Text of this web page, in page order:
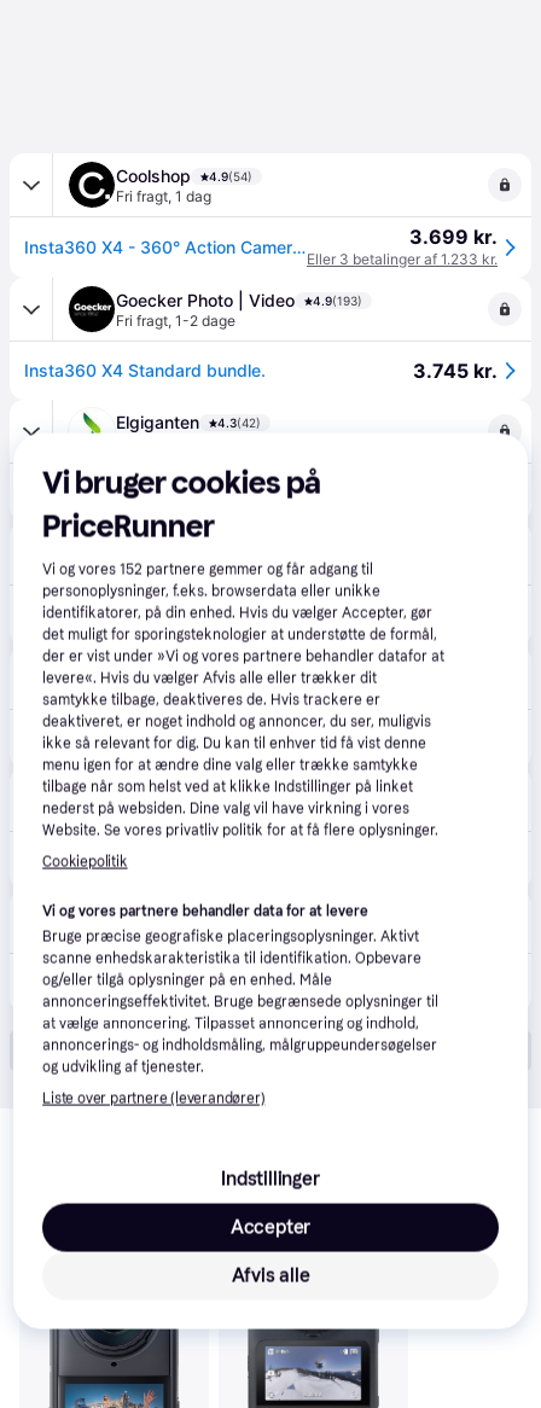
Coolshop 4.9(54)
Fri fragt, 1 dag
Insta360 X4 - 360° Action Camera - Fri fragt og klar til levering - Prismatch 3.699 kr.
Eller 3 betalinger af 1.233 kr.
Goecker Photo | Video 4.9(193)
Fri fragt, 1-2 dage
Insta360 X4 Standard bundle. 3.745 kr.
Elgiganten 4.3(42)
Insta360 X4 actionkamera
Proshop.dk
Fri fragt,1 dag
Insta360 X4 3.749 kr.
Eller 3 betalinger af 1.250 kr.
ImageFoto
Fri fragt,1-2 dage
Insta360 | X4 | Hos ImageFoto. 3.799 kr.
Foto/C
Fri fragt,2-7 dage
Insta360 X4 kamera.
Kamerahuset 5.0(2)
49 kr. fragt,2-5 dage
Insta360 X4
Vis alle (18)
100+
Vi bruger cookies på
PriceRunner
Vi og vores152 partnere gemmer og får adgang til
personoplysninger, f.eks. browserdata eller unikke
identifikatorer, på din enhed. Hvis du vælger Accepter, gør
det muligt for sporingsteknologier at understøtte de formål,
der er vist under »Vi og vores partnere behandler datafor at
levere«. Hvis du vælger Afvis alle eller trækker dit
samtykke tilbage, deaktiveres de. Hvis trackere er
deaktiveret, er noget indhold og annoncer, du ser, muligvis
ikke så relevant for dig. Du kan til enhver tid få vist denne
menu igen for at ændre dine valg eller trække samtykke
tilbage når som helst ved at klikke Indstillinger på linket
nederst på websiden. Dine valg vil have virkning i vores
Website. Se vores privatliv politik for at få flere oplysninger.
Cookiepolitik
Vi og vores partnere behandler data for at levere
Bruge præcise geografiske placeringsoplysninger. Aktivt
scanne enhedskarakteristika til identifikation. Opbevare
og/eller tilgå oplysninger på en enhed. Måle
annonceringseffektivitet. Bruge begrænsede oplysninger til
at vælge annoncering. Tilpasset annoncering og indhold,
annoncerings- og indholdsmåling, målgruppeundersøgelser
og udvikling af tjenester.
Liste over partnere (leverandører)
Indstillinger
Afvis alle
Accepter